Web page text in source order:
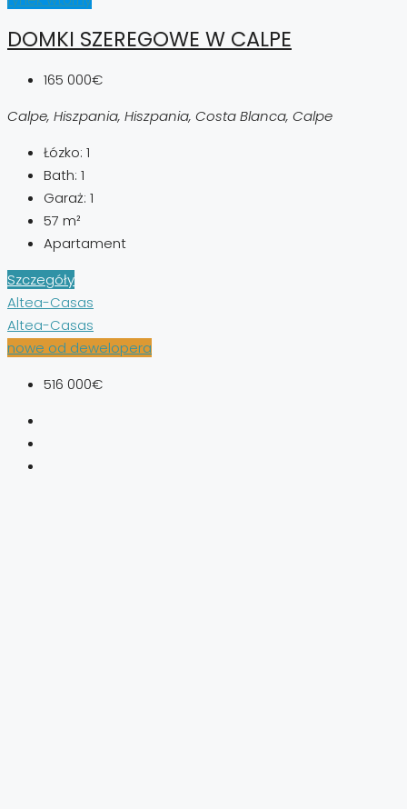
DOMKI SZEREGOWE W CALPE
165 000€
Calpe, Hiszpania, Hiszpania, Costa Blanca, Calpe
Łózko: 1
Bath: 1
Garaż: 1
57 m²
Apartament
Szczegóły
Altea-Casas
Altea-Casas
nowe od dewelopera
516 000€